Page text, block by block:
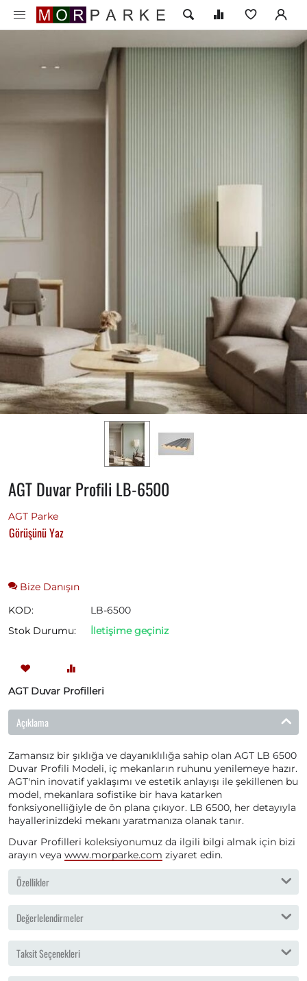
AGT Duvar Profili LB-6500
AGT Parke
Görüşünü Yaz
Bize Danışın
KOD:
LB-6500
Stok Durumu:
İletişime geçiniz
AGT Duvar Profilleri
Açıklama
Zamansız bir şıklığa ve dayanıklılığa sahip olan AGT LB 6500
Duvar Profili Modeli, iç mekanların ruhunu yenilemeye hazır.
AGT'nin inovatif yaklaşımı ve estetik anlayışı ile şekillenen bu
model, mekanlara sofistike bir hava katarken
fonksiyonelliğiyle de ön plana çıkıyor. LB 6500, her detayıyla
hayallerinizdeki mekanı yaratmanıza olanak tanır.
Duvar Profilleri koleksiyonumuz da ilgili bilgi almak için bizi
arayın veya www.morparke.com ziyaret edin.
Özellikler
Değerlelendirmeler
Taksit Seçenekleri